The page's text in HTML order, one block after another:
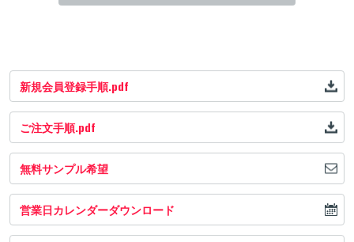
新規会員登録手順.pdf
ご注文手順.pdf
無料サンプル希望
営業日カレンダーダウンロード